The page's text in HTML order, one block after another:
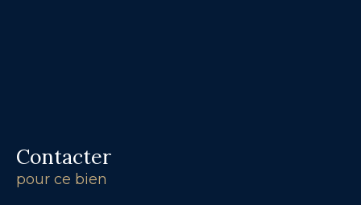
Contacter
pour ce bien